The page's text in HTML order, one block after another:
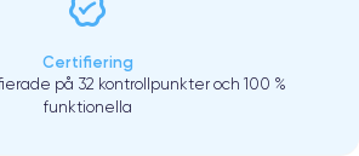
Certifiering
på 32 kontrollpunkter och 100 %
funktionella